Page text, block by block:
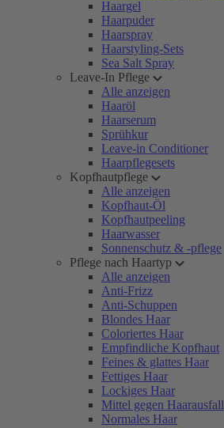
Haargel
Haarpuder
Haarspray
Haarstyling-Sets
Sea Salt Spray
Leave-In Pflege
Alle anzeigen
Haaröl
Haarserum
Sprühkur
Leave-in Conditioner
Haarpflegesets
Kopfhautpflege
Alle anzeigen
Kopfhaut-Öl
Kopfhautpeeling
Haarwasser
Sonnenschutz & -pflege
Pflege nach Haartyp
Alle anzeigen
Anti-Frizz
Anti-Schuppen
Blondes Haar
Coloriertes Haar
Empfindliche Kopfhaut
Feines & glattes Haar
Fettiges Haar
Lockiges Haar
Mittel gegen Haarausfall
Normales Haar